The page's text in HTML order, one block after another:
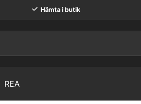
Hämta i butik
REA